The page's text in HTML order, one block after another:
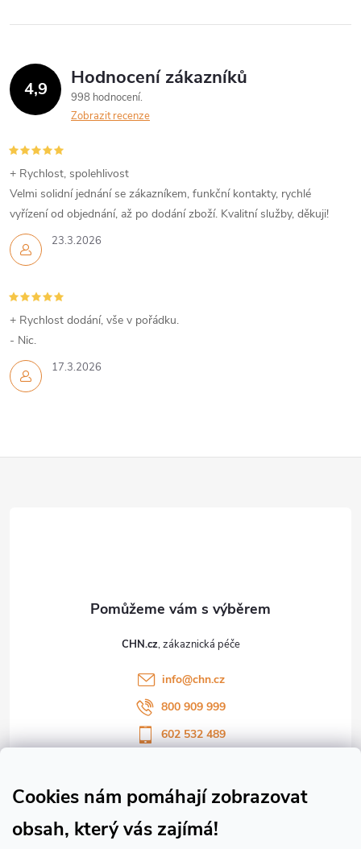
Cookies nám pomáhají zobrazovat
obsah, který vás zajímá!
4,9 Hodnocení zákazníků
998 hodnocení
Zobrazit recenze
23.3.2026
+ Rychlost, spolehlivost
Velmi solidní jednání se zákazníkem, funkční kontakty, rychlé
vyřízení od objednání, až po dodání zboží. Kvalitní služby, děkuji!
17.3.2026
+ Rychlost dodání, vše v pořádku.
- Nic.
CHN.cz
info@chn.cz
800 909 999
602 532 489
Sledujte náš vlog CHN_CZ